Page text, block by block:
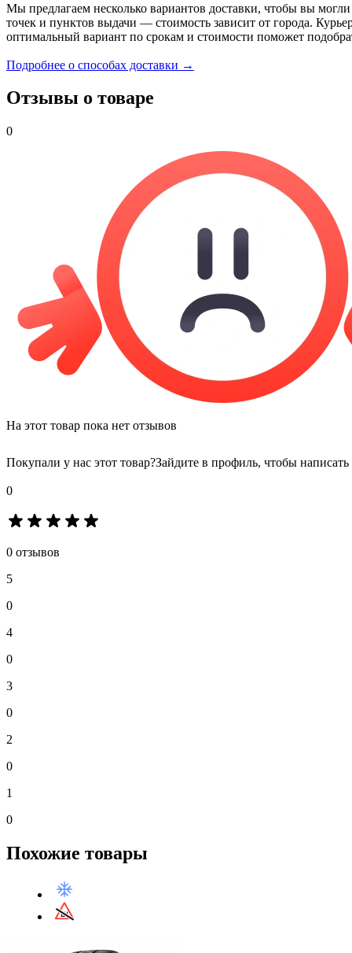
Мы предлагаем несколько вариантов доставки, чтобы вы
точек и пунктов выдачи — стоимость зависит от города.
оптимальный вариант по срокам и стоимости поможет
Подробнее о способах доставки →
Отзывы о товаре
0
На этот товар пока нет отзывов
Покупали у нас этот товар?Зайдите в профиль, чтобы написать
0
0 отзывов
5
0
4
0
3
0
2
0
1
0
Похожие товары